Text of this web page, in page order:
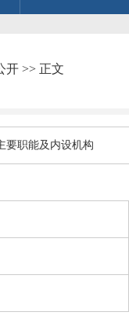
开>> 正文
要职能及内设机构